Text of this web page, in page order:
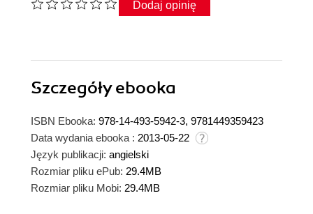
Dodaj opinię
Szczegółyebooka
ISBN Ebooka: 978-14-493-5942-3, 9781449359423
Data wydania ebooka : 2013-05-22
Język publikacji: angielski
Rozmiar pliku ePub: 29.4MB
Rozmiar pliku Mobi: 29.4MB